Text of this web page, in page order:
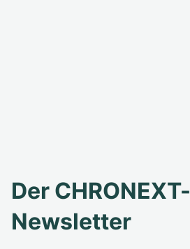
Der CHRONEXT-
Newsletter